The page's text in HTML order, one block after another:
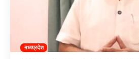
मध्यप्रदेश